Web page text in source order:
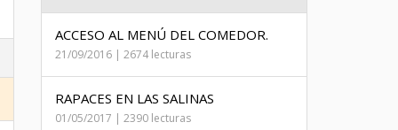
ACCESO AL MENÚ DEL COMEDOR.
21/09/2016 | 2674 lecturas
RAPACES EN LAS SALINAS
01/05/2017 | 2390 lecturas